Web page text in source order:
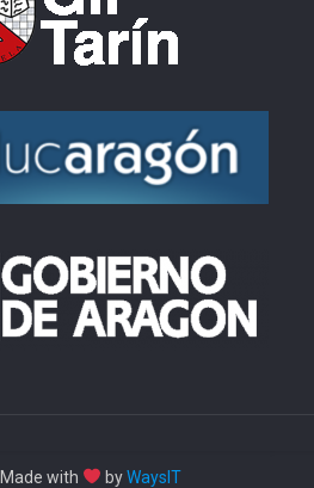
Made with byWaysIT